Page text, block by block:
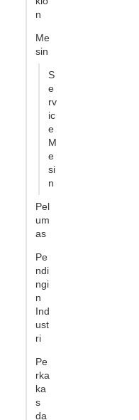
n
Me
sin
S
e
rv
ic
e
M
e
si
n
Pel
um
as
Pe
ndi
ngi
n
Ind
ust
ri
Pe
rka
ka
s
da